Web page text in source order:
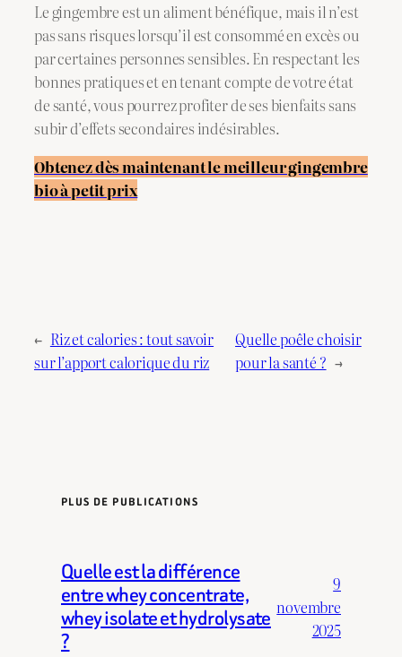
Le gingembre est un aliment bénéfique, mais il n’est
pas sans risques lorsqu’il est consommé en excès ou
par certaines personnes sensibles. En respectant les
bonnes pratiques et en tenant compte de votre état
de santé, vous pourrez profiter de ses bienfaits sans
subir d’effets secondaires indésirables.
Obtenez dès maintenant le meilleur gingembre
bio à petit prix
← Riz et calories : tout savoir
sur l’apport calorique du riz
Quelle poêle choisir
pour la santé ? →
PLUS DE PUBLICATIONS
Quelle est la différence
entre whey concentrate,
whey isolate et hydrolysate
?
9
novembre
2025